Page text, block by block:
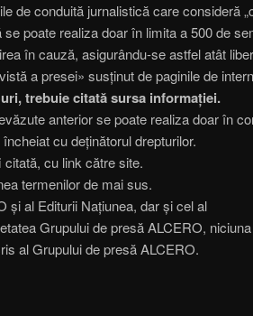
de conduită jurnalistică care consideră
poate realiza doar în limita a 500 de
în cauză, asigurându-se astfel atât
a presei» susținut de paginile de
trebuie citată sursa informației.
anterior se poate realiza doar în
cu deținătorul drepturilor.
cu link către site.
termenilor de mai sus.
și al Editurii Națiunea, dar și cel al
Grupului de presă ALCERO,
al Grupului de presă ALCERO.